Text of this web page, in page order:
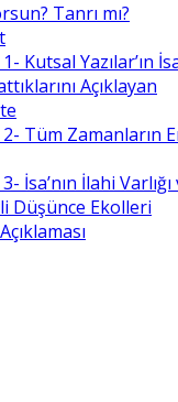
Tanrı mı?
Kutsal Yazılar’ın
Açıklayan
2- Tüm Zamanların
İsa’nın İlahi Varlığı
Düşünce Ekolleri